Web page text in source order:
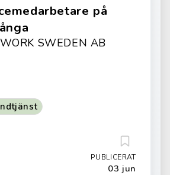
på
SWEDEN AB
PUBLICERAT
03 jun